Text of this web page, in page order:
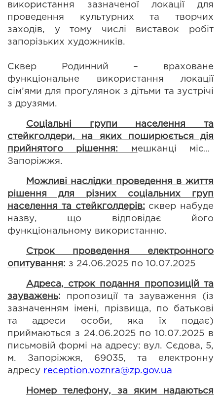
використання зазначеної локації для
проведення культурних та творчих
заходів, у тому числі виставок робіт
запорізьких художників.
Сквер Родинний – враховане
функціональне використання локації
сім’ями для прогулянок з дітьми та зустрічі
з друзями.
Соціальні групи населення та
стейкголдери, на яких поширюється дія
прийнятого рішення: мешканці міста
Запоріжжя.
Можливі наслідки проведення в життя
рішення для різних соціальних груп
населення та стейкголдерів: сквер набуде
назву, що відповідає його
функціональному використанню.
Строк проведення електронного
опитування: з 24.06.2025 по 10.07.2025
Адреса, строк подання пропозицій та
зауважень: пропозиції та зауваження (із
зазначенням імені, прізвища, по батькові
та адреси особи, яка їх подає)
приймаються з 24.06.2025 по 10.07.2025 в
письмовій формі на адресу: вул. Сєдова, 5,
м. Запоріжжя, 69035, та електронну
адресу reception.voznra@zp.gov.ua
Номер телефону, за яким надаються